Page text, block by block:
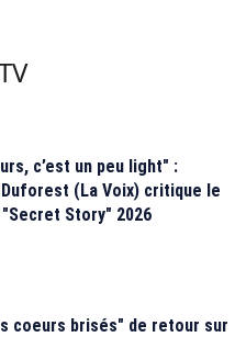
c’est un peu light" :
Duforest (La Voix) critique le
Story" 2026
coeurs brisés" de retour sur